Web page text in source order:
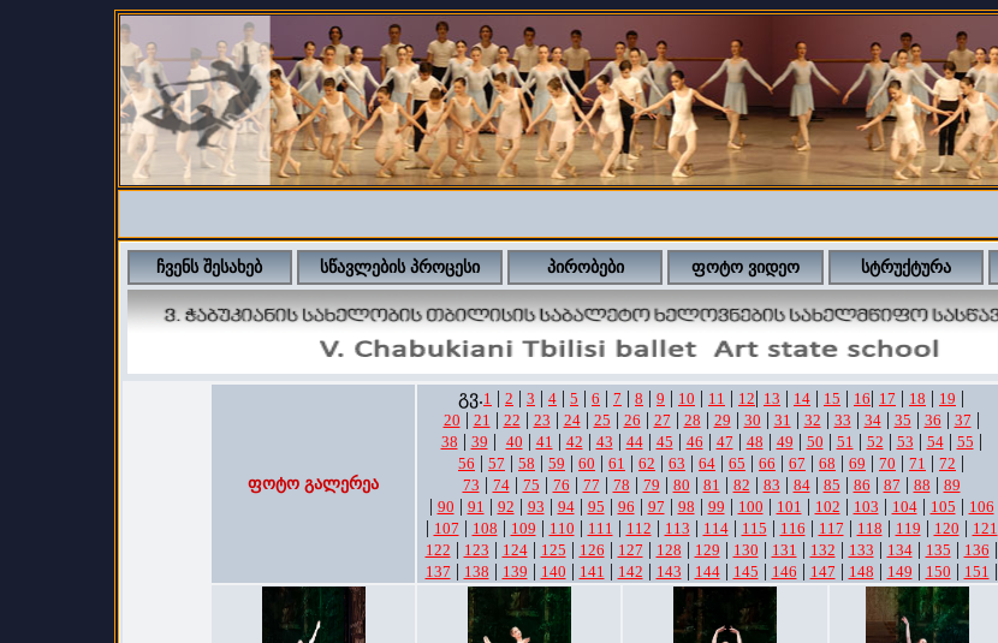
ჩვენს შესახებ სწავლების პროცესი პირობები ფოტო ვიდეო სტრუქტურა
ფოტო გალერეა
გვ.1 | 2 | 3 | 4 | 5 | 6 | 7 | 8 | 9 | 10 | 11 | 12| 13 | 14 | 15 | 16| 17 | 18 | 19 |
20 | 21 | 22 | 23 | 24| 25 | 26 | 27 | 28 | 29 | 30 | 31 | 32 | 33 | 34| 35 | 36 | 37 |
38 | 39 | 40 | 41 | 42 | 43 | 44| 45 | 46 | 47 | 48 | 49 | 50 | 51 | 52 | 53 | 54| 55 |
56 | 57 | 58 | 59 | 60 | 61 | 62 | 63 | 64 | 65 | 66 | 67 | 68 | 69 | 70 | 71 | 72 |
73 | 74| 75 | 76 | 77 | 78 | 79 | 80 | 81 | 82 | 83 | 84| 85 | 86 | 87 | 88 | 89
| 90 | 91 | 92 | 93 | 94| 95 | 96 | 97 | 98 | 99 | 100 | 101 | 102 | 103 | 104| 105 | 106
| 107 | 108 | 109 | 110 | 111 | 112 | 113 | 114| 115 | 116 | 117 | 118 | 119 | 120 | 121
122 | 123 | 124| 125 | 126 | 127 | 128 | 129 | 130 | 131 | 132 | 133 | 134| 135 | 136 |
137 | 138 | 139 | 140 | 141 | 142 | 143 | 144| 145 | 146 | 147 | 148 | 149 | 150 | 151 |